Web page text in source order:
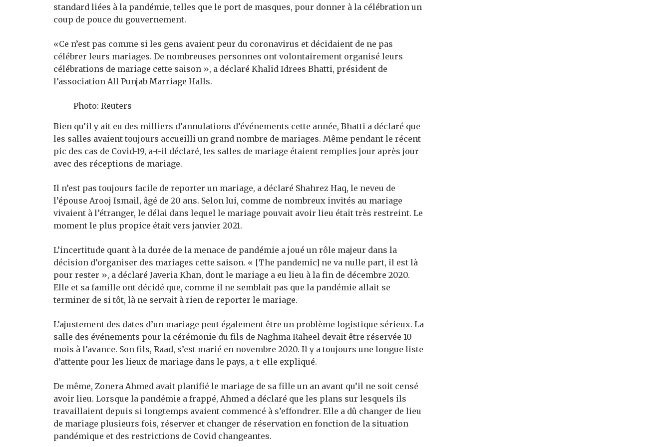
standard liées à la pandémie, telles que le port de masques, pour donner à la célébration un
coup de pouce du gouvernement.
«Ce n’est pas comme si les gens avaient peur du coronavirus et décidaient de ne pas
célébrer leurs mariages. De nombreuses personnes ont volontairement organisé leurs
célébrations de mariage cette saison », a déclaré Khalid Idrees Bhatti, président de
l’association All Punjab Marriage Halls.
Photo: Reuters
Bien qu’il y ait eu des milliers d’annulations d’événements cette année, Bhatti a déclaré que
les salles avaient toujours accueilli un grand nombre de mariages. Même pendant le récent
pic des cas de Covid-19, a-t-il déclaré, les salles de mariage étaient remplies jour après jour
avec des réceptions de mariage.
Il n’est pas toujours facile de reporter un mariage, a déclaré Shahrez Haq, le neveu de
l’épouse Arooj Ismail, âgé de 20 ans. Selon lui, comme de nombreux invités au mariage
vivaient à l’étranger, le délai dans lequel le mariage pouvait avoir lieu était très restreint. Le
moment le plus propice était vers janvier 2021.
L’incertitude quant à la durée de la menace de pandémie a joué un rôle majeur dans la
décision d’organiser des mariages cette saison. « [The pandemic] ne va nulle part, il est là
pour rester », a déclaré Javeria Khan, dont le mariage a eu lieu à la fin de décembre 2020.
Elle et sa famille ont décidé que, comme il ne semblait pas que la pandémie allait se
terminer de si tôt, là ne servait à rien de reporter le mariage.
L’ajustement des dates d’un mariage peut également être un problème logistique sérieux. La
salle des événements pour la cérémonie du fils de Naghma Raheel devait être réservée 10
mois à l’avance. Son fils, Raad, s’est marié en novembre 2020. Il y a toujours une longue liste
d’attente pour les lieux de mariage dans le pays, a-t-elle expliqué.
De même, Zonera Ahmed avait planifié le mariage de sa fille un an avant qu’il ne soit censé
avoir lieu. Lorsque la pandémie a frappé, Ahmed a déclaré que les plans sur lesquels ils
travaillaient depuis si longtemps avaient commencé à s’effondrer. Elle a dû changer de lieu
de mariage plusieurs fois, réserver et changer de réservation en fonction de la situation
pandémique et des restrictions de Covid changeantes.